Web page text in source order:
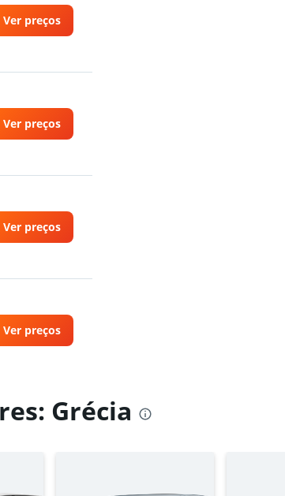
Ver preços
Ver preços
Ver preços
Ver preços
Grécia